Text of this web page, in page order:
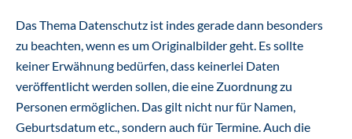
Das Thema Datenschutz ist indes gerade dann besonders
zu beachten, wenn es um Originalbilder geht. Es sollte
keiner Erwähnung bedürfen, dass keinerlei Daten
veröffentlicht werden sollen, die eine Zuordnung zu
Personen ermöglichen. Das gilt nicht nur für Namen,
Geburtsdatum etc., sondern auch für Termine. Auch die